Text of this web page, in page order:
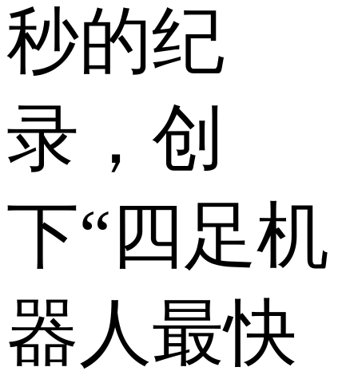
秒的纪
录，创
下“四足机
器人最快